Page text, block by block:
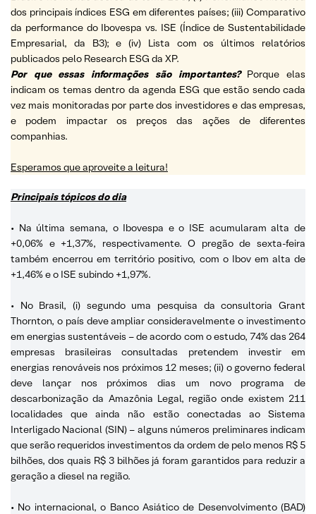
dos principais índices ESG em diferentes países; (iii) Comparativo
da performance do Ibovespa vs. ISE (Índice de Sustentabilidade
Empresarial, da B3); e (iv) Lista com os últimos relatórios
publicados pelo Research ESG da XP.
Por que essas informações são importantes? Porque elas
indicam os temas dentro da agenda ESG que estão sendo cada
vez mais monitoradas por parte dos investidores e das empresas,
e podem impactar os preços das ações de diferentes
companhias.
Esperamos que aproveite a leitura!
Principais tópicos do dia
• Na última semana, o Ibovespa e o ISE acumularam alta de
+0,06% e +1,37%, respectivamente. O pregão de sexta-feira
também encerrou em território positivo, com o Ibov em alta de
+1,46% e o ISE subindo +1,97%.
• No Brasil, (i) segundo uma pesquisa da consultoria Grant
Thornton, o país deve ampliar consideravelmente o investimento
em energias sustentáveis – de acordo com o estudo, 74% das 264
empresas brasileiras consultadas pretendem investir em
energias renováveis nos próximos 12 meses; (ii) o governo federal
deve lançar nos próximos dias um novo programa de
descarbonização da Amazônia Legal, região onde existem 211
localidades que ainda não estão conectadas ao Sistema
Interligado Nacional (SIN) – alguns números preliminares indicam
que serão requeridos investimentos da ordem de pelo menos R$ 5
bilhões, dos quais R$ 3 bilhões já foram garantidos para reduzir a
geração a diesel na região.
• No internacional, o Banco Asiático de Desenvolvimento (BAD)